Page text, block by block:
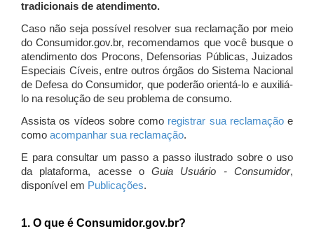
tradicionais de atendimento.
Caso não seja possível resolver sua reclamação por meio
do Consumidor.gov.br, recomendamos que você busque o
atendimento dos Procons, Defensorias Públicas, Juizados
Especiais Cíveis, entre outros órgãos do Sistema Nacional
de Defesa do Consumidor, que poderão orientá-lo e auxiliá-
lo na resolução de seu problema de consumo.
Assista os vídeos sobre como registrar sua reclamaçãoe
como acompanhar sua reclamação.
E para consultar um passo a passo ilustrado sobre o uso
da plataforma, acesse oGuia Usuário - Consumidor,
disponível em Publicações.
1. O que é Consumidor.gov.br?